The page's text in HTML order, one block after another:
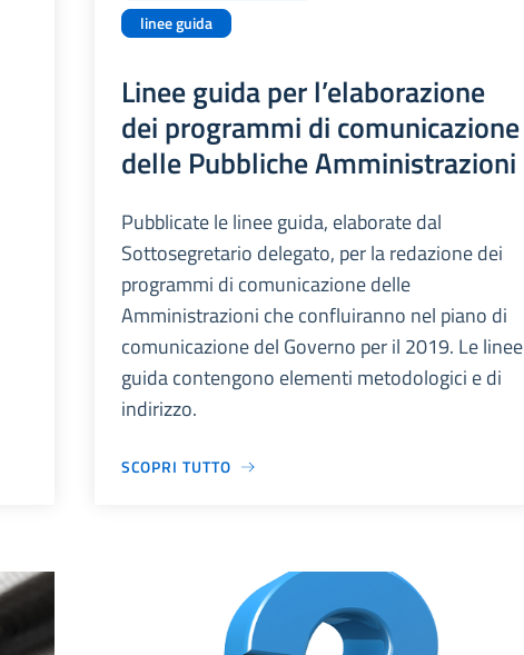
linee guida
Linee guida per l’elaborazione
dei programmi di comunicazione
delle Pubbliche Amministrazioni
Pubblicate le linee guida, elaborate dal
Sottosegretario delegato, per la redazione dei
programmi di comunicazione delle
Amministrazioni che confluiranno nel piano di
comunicazione del Governo per il 2019. Le linee
guida contengono elementi metodologici e di
indirizzo.
SCOPRI TUTTO